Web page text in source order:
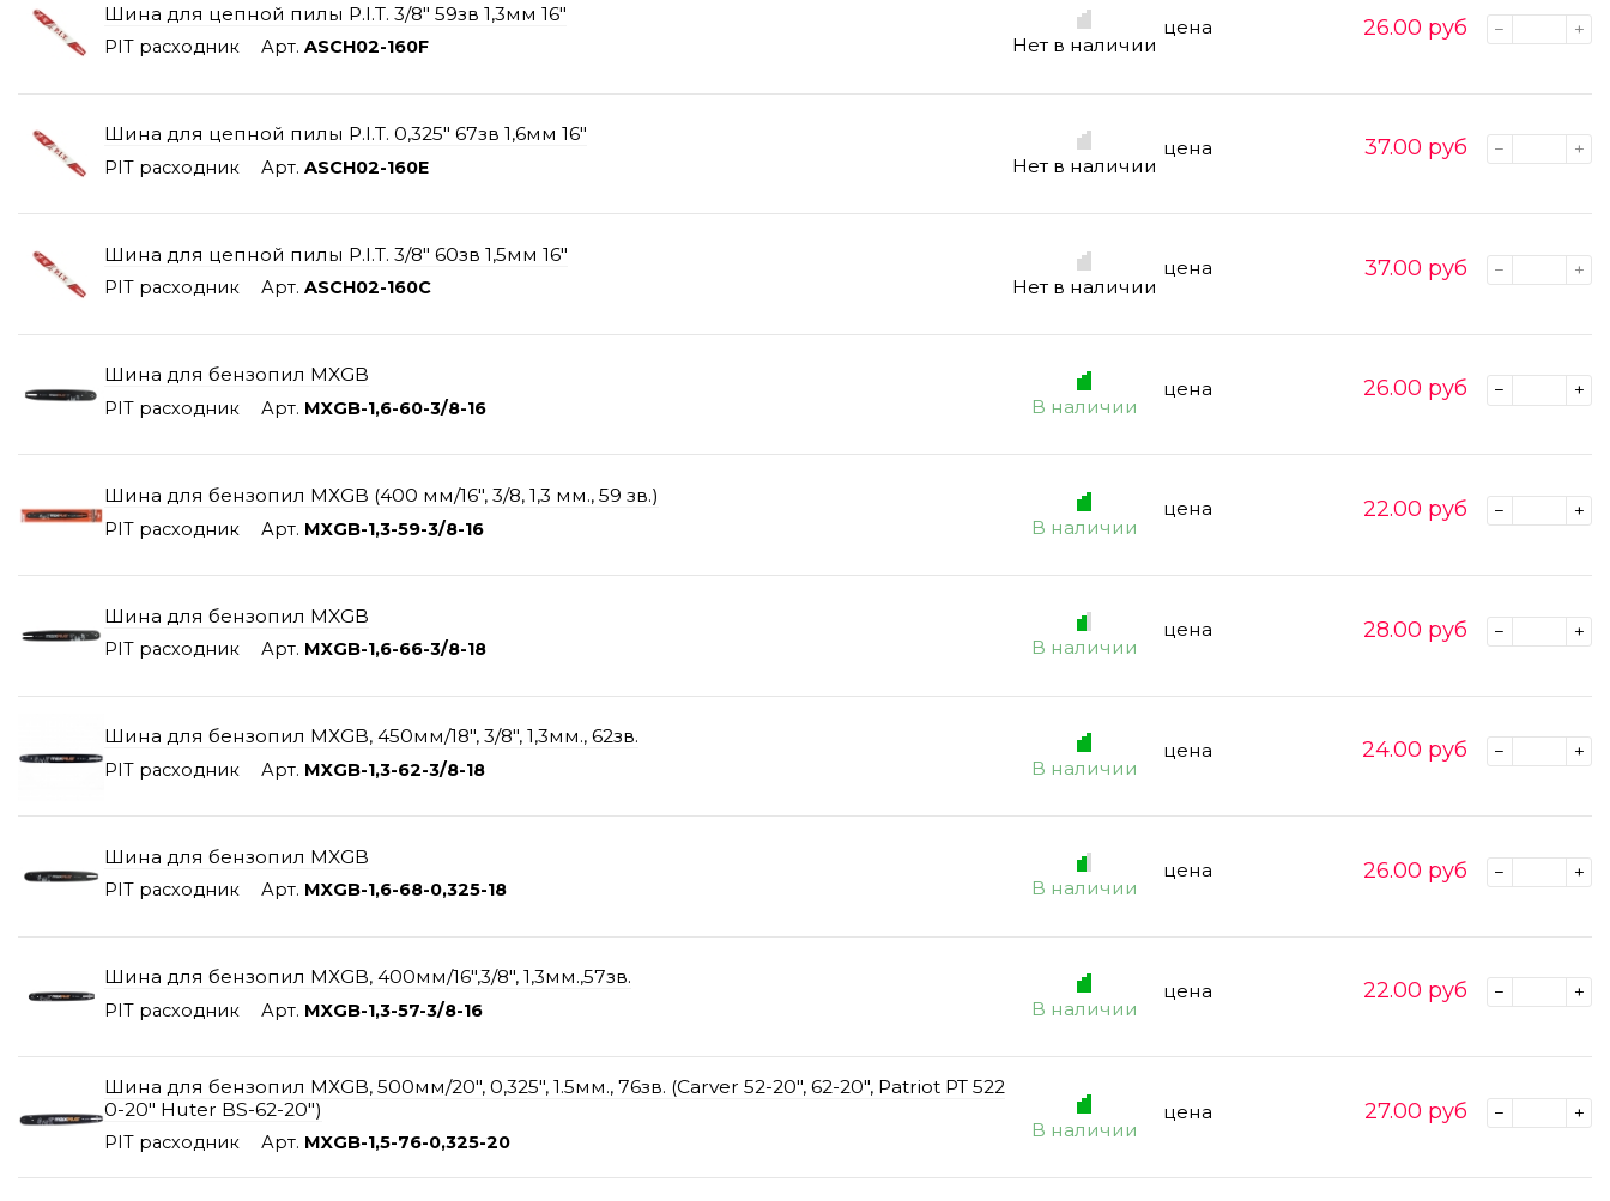
Шина для цепной пилы P.I.T. 3/8" 59зв 1,3мм 16"
PIT расходник Арт.ASCH02-160F Нет в наличии
цена 26.00 руб
Шина для цепной пилы P.I.T. 0,325" 67зв 1,6мм 16"
PIT расходник Арт.ASCH02-160E Нет в наличии
цена 37.00 руб
Шина для цепной пилы P.I.T. 3/8" 60зв 1,5мм 16"
PIT расходник Арт.ASCH02-160C Нет в наличии
цена 37.00 руб
Шина для бензопил MXGB
PIT расходник Арт. MXGB-1,6-60-3/8-16 В наличии
цена 26.00 руб
Шина для бензопил МХGB (400 мм/16", 3/8, 1,3 мм., 59 зв.)
PIT расходник Арт. MXGB-1,3-59-3/8-16 В наличии
цена 22.00 руб
Шина для бензопил MXGB
PIT расходник Арт. MXGB-1,6-66-3/8-18 В наличии
цена 28.00 руб
Шина для бензопил МХGB, 450мм/18", 3/8", 1,3мм., 62зв.
PIT расходник Арт. MXGB-1,3-62-3/8-18 В наличии
цена 24.00 руб
Шина для бензопил MXGB
PIT расходник Арт. MXGB-1,6-68-0,325-18 В наличии
цена 26.00 руб
Шина для бензопил МХGB, 400мм/16",3/8", 1,3мм.,57зв.
PIT расходник Арт. MXGB-1,3-57-3/8-16 В наличии
цена 22.00 руб
Шина для бензопил МХGB, 500мм/20", 0,325", 1.5мм., 76зв. (Carver 52-20", 62-20", Patriot PT 522
0-20" Huter BS-62-20")
PIT расходник Арт. MXGB-1,5-76-0,325-20
В наличии
цена 27.00 руб